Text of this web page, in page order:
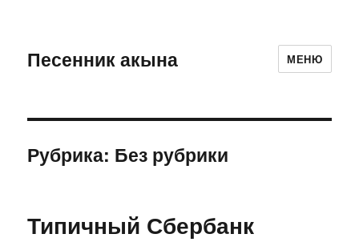
Песенник акына МЕНЮ
Рубрика: Без рубрики
Типичный Сбербанк